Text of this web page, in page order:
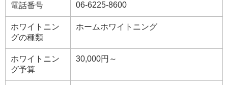
電話番号 06-6225-8600
ホワイトニン
グの種類
ホームホワイトニング
ホワイトニン
グ予算
30,000円～